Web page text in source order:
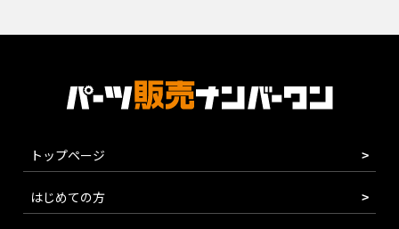
トップページ
はじめての方